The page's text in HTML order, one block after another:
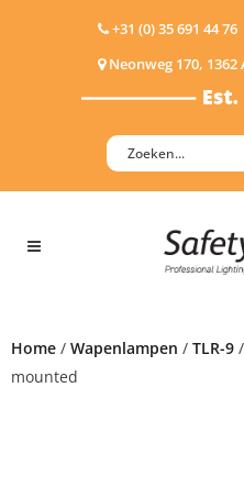
+31 (0) 35 691 44 76
Neonweg 170, 1362
Home / Wapenlampen / TLR-9
mounted